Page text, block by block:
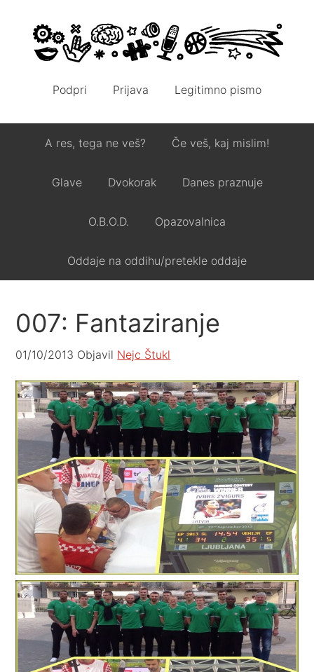
Podpri Prijava Legitimno pismo
A res, tega ne veš? Če veš, kaj mislim!
Glave Dvokorak Danes praznuje
O.B.O.D. Opazovalnica
Oddaje na oddihu/pretekle oddaje
007: Fantaziranje
01/10/2013 Objavil Nejc Štukl